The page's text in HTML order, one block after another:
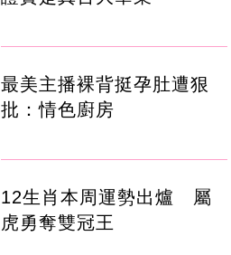
最美主播裸背挺孕肚遭狠
批：情色廚房
12生肖本周運勢出爐 屬
虎勇奪雙冠王